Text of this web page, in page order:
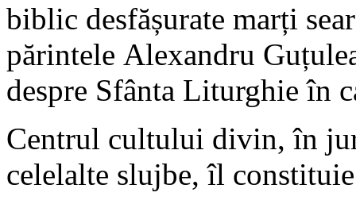
biblic desfășurate marți
părintele Alexandru
despre Sfânta Liturghie în
Centrul cultului divin, în
celelalte slujbe, îl